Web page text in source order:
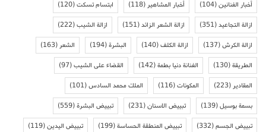
أخبار الفنانين(104) أخبار المشاهير(118) ابتسام تسكت(120)
ازالة التجاعيد(351) ازالة الشعر الزائد(151) ازالة الشيب(222)
ازالة الكرش(137) ازالة الكلف(140) البشرة(194) الشعر(163)
الطريقة(130) الفنانة دنيا بطمة(142) القضاء على الشيب(97)
المقادير(223) المكونات(116) الملك محمد السادس(101)
بسمة بوسيل(139) تبييض الاسنان(231) تبييض البشرة(559)
تبييض الجسم(332) تبييض المنطقة الحساسة(199) تبييض اليدين(119)